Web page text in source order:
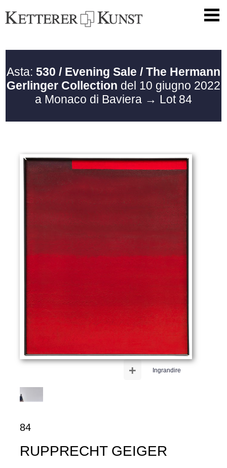
Asta: 530 / Evening Sale / The Hermann
Gerlinger Collection del 10 giugno 2022
a Monaco di Baviera → Lot 84
Ingrandire
+
84
RUPPRECHT GEIGER